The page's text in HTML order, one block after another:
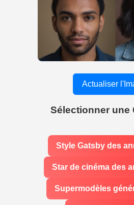
Actualiser
Sélectionner une
Style Gatsby des
Star de cinéma des
Supermodèles